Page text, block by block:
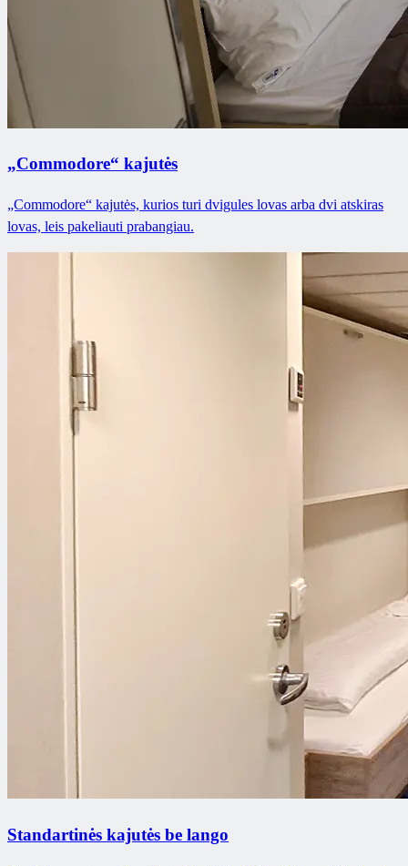
„Commodore“ kajutės
„Commodore“ kajutės, kurios turi dvigules lovas arba dvi atskiras
lovas, leis pakeliauti prabangiau.
Standartinės kajutės be lango